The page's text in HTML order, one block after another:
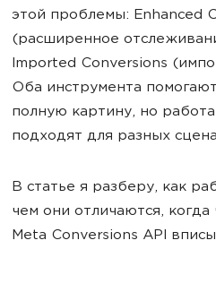
этой проблемы: Enhanced
(расширенное
Imported Conversions
Оба инструмента
полную картину, но
подходят для разных
В статье я разберу, как
чем они отличаются,
Meta Conversions API